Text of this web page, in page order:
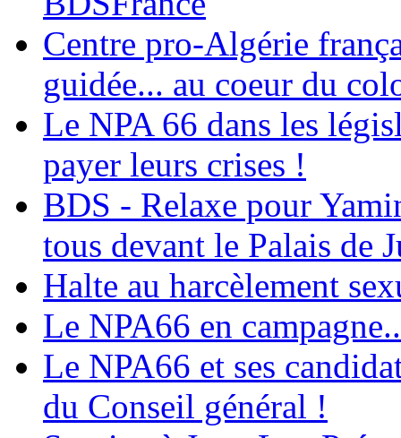
Centre pro-Algérie
guidée... au coeur du
Le NPA 66 dans les
payer leurs crises !
BDS - Relaxe pour
tous devant le Palais de
Halte au harcèlement
Le NPA66 en
Le NPA66 et ses
du Conseil général !